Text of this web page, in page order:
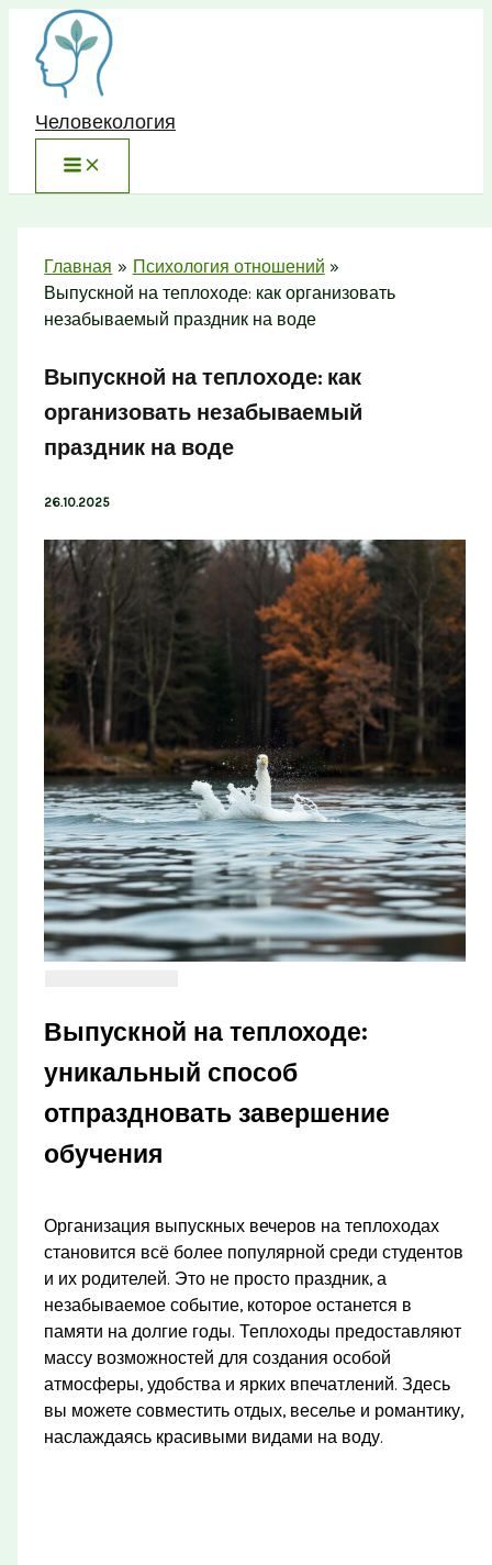
Перейти
содержимому
Человекология
Главная
Психология отношений
Выпускной на теплоходе: как организовать
незабываемый праздник на воде
Выпускной на теплоходе: как
организовать незабываемый
праздник на воде
26.10.2025
Выпускной на теплоходе:
уникальный способ
отпраздновать завершение
обучения
Организация выпускных вечеров на теплоходах
становится всё более популярной среди студентов
и их родителей. Это не просто праздник, а
незабываемое событие, которое останется в
памяти на долгие годы. Теплоходы предоставляют
массу возможностей для создания особой
атмосферы, удобства и ярких впечатлений. Здесь
вы можете совместить отдых, веселье и романтику,
наслаждаясь красивыми видами на воду.